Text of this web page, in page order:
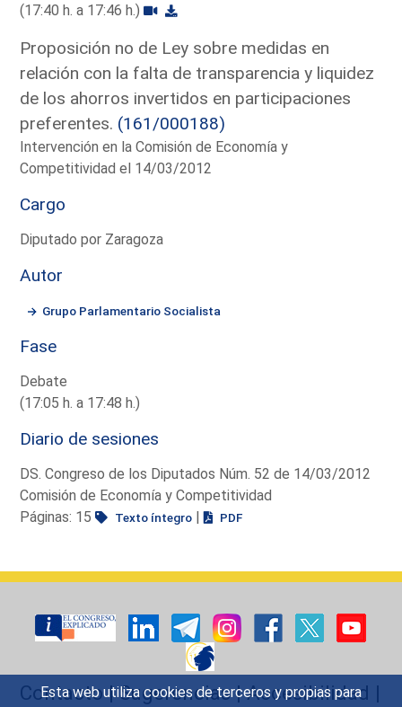
Esta web utiliza cookies de terceros y propias para
(17:40 h. a 17:46 h.)
Proposición no de Ley sobre medidas en
relación con la falta de transparencia y liquidez
de los ahorros invertidos en participaciones
preferentes. (161/000188)
Intervención en la Comisión de Economía y
Competitividad el 14/03/2012
Cargo
Diputado por Zaragoza
Autor
Grupo Parlamentario Socialista
Fase
Debate
(17:05 h. a 17:48 h.)
Diario de sesiones
DS. Congreso de los Diputados Núm. 52 de 14/03/2012
Comisión de Economía y Competitividad
Páginas: 15
Texto íntegro | PDF
Contacto|Sugerencias|Accesibilidad |